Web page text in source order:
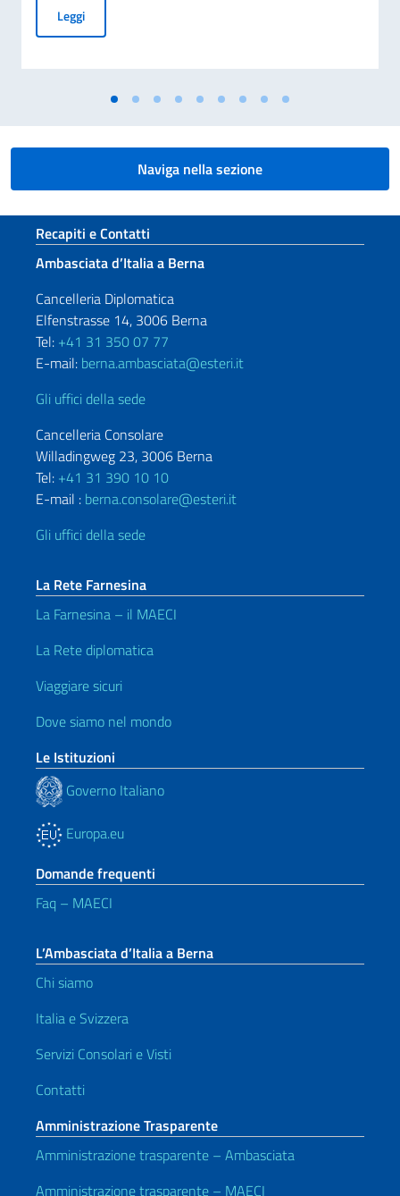
LeggiMESSAGGIO DELL’ON. VICE PRESIDENTE DEL
Naviga nella sezione
Sezione footer
Recapiti e Contatti
Ambasciata d’Italia a Berna
Cancelleria Diplomatica
Elfenstrasse 14, 3006 Berna
Tel: +41 31 350 07 77
E-mail: berna.ambasciata@esteri.it
Gli uffici della sede
Cancelleria Consolare
Willadingweg 23, 3006 Berna
Tel: +41 31 390 10 10
E-mail : berna.consolare@esteri.it
Gli uffici della sede
La Rete Farnesina
La Farnesina – il MAECI
La Rete diplomatica
Viaggiare sicuri
Dove siamo nel mondo
Le Istituzioni
Governo Italiano
Europa.eu
Domande frequenti
Faq – MAECI
L’Ambasciata d’Italia a Berna
Chi siamo
Italia e Svizzera
Servizi Consolari e Visti
Contatti
Amministrazione Trasparente
Amministrazione trasparente – Ambasciata
Amministrazione trasparente – MAECI